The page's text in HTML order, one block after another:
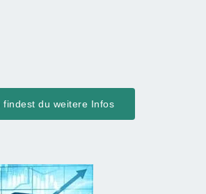
findest du weitere Infos